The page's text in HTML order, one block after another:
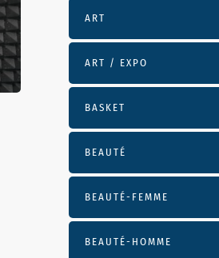
ART
ART / EXPO
BASKET
BEAUTÉ
BEAUTÉ-FEMME
BEAUTÉ-HOMME